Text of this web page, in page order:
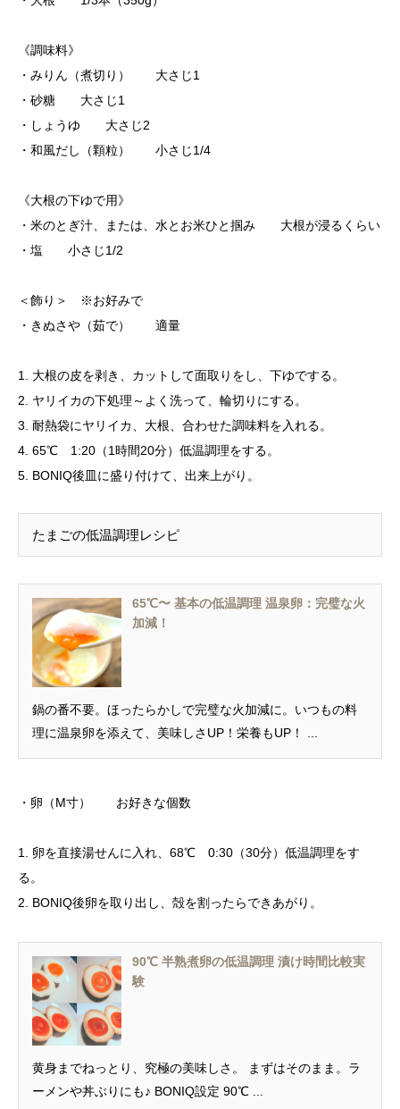
《調味料》
・みりん（煮切り） 大さじ1
・砂糖 大さじ1
・しょうゆ 大さじ2
・和風だし（顆粒） 小さじ1/4
《大根の下ゆで用》
・米のとぎ汁、または、水とお米ひと掴み 大根が浸るくらい
・塩 小さじ1/2
＜飾り＞ ※お好みで
・きぬさや（茹で） 適量
1. 大根の皮を剥き、カットして面取りをし、下ゆでする。
2. ヤリイカの下処理～よく洗って、輪切りにする。
3. 耐熱袋にヤリイカ、大根、合わせた調味料を入れる。
4. 65℃ 1:20（1時間20分）低温調理をする。
5. BONIQ後皿に盛り付けて、出来上がり。
たまごの低温調理レシピ
65℃〜 基本の低温調理 温泉卵：完璧な火
加減！
鍋の番不要。ほったらかしで完璧な火加減に。いつもの料
理に温泉卵を添えて、美味しさUP！栄養もUP！ ...
・卵（M寸） お好きな個数
1. 卵を直接湯せんに入れ、68℃ 0:30（30分）低温調理をす
る。
2. BONIQ後卵を取り出し、殻を割ったらできあがり。
90℃ 半熟煮卵の低温調理 漬け時間比較実
験
黄身までねっとり、究極の美味しさ。 まずはそのまま。ラ
ーメンや丼ぶりにも♪ BONIQ設定 90℃ ...